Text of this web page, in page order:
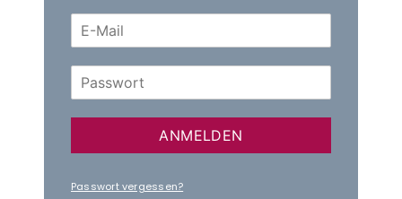
ANMELDEN
Passwort vergessen?